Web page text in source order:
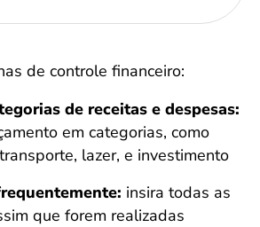
de controle financeiro:
de receitas e despesas:
em categorias, como
lazer, e investimento
insira todas as
que forem realizadas